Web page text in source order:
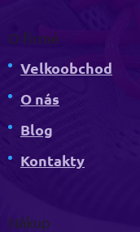
O firmě
Velkoobchod
O nás
Blog
Kontakty
Nákup